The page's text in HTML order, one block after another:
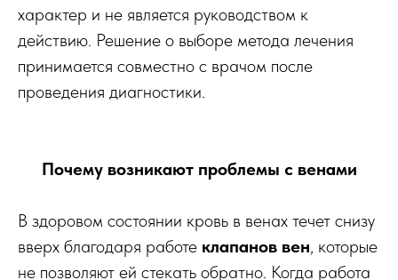
характер и не является руководством к
действию. Решение о выборе метода лечения
принимается совместно с врачом после
проведения диагностики.
Почему возникают проблемы с венами
В здоровом состоянии кровь в венах течет снизу
вверх благодаря работе клапанов вен, которые
не позволяют ей стекать обратно. Когда работа